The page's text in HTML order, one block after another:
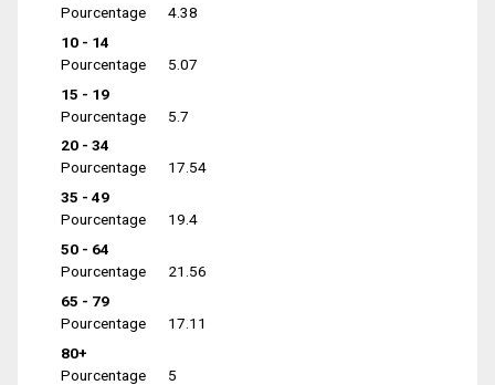
Pourcentage
4.38
10 - 14
Pourcentage
5.07
15 - 19
Pourcentage
5.7
20 - 34
Pourcentage
17.54
35 - 49
Pourcentage
19.4
50 - 64
Pourcentage
21.56
65 - 79
Pourcentage
17.11
80+
Pourcentage
5